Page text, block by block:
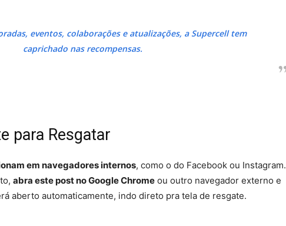
eventos, colaborações e atualizações, a Supercell tem
caprichado nas recompensas.
para Resgatar
em navegadores internos, como o do Facebook ou Instagram.
abra este post no Google Chrome ou outro navegador externo e
aberto automaticamente, indo direto pra tela de resgate.